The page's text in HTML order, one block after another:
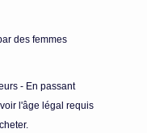
des femmes
- En passant
l'âge légal requis